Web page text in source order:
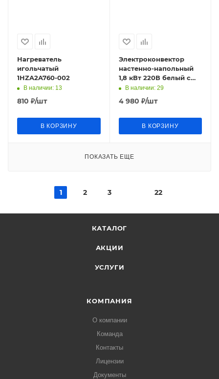
Нагреватель
игольчатый
1HZA2A760-002
В наличии: 13
810 ₽/шт
В КОРЗИНУ
Электроконвектор
настенно-напольный
1,8 кВт 220В белый с
ручкой (колеса)
CHANGER
В наличии: 29
4 980 ₽/шт
В КОРЗИНУ
ПОКАЗАТЬ ЕЩЕ
1 2 3 22
КАТАЛОГ
АКЦИИ
УСЛУГИ
КОМПАНИЯ
О компании
Команда
Контакты
Лицензии
Документы